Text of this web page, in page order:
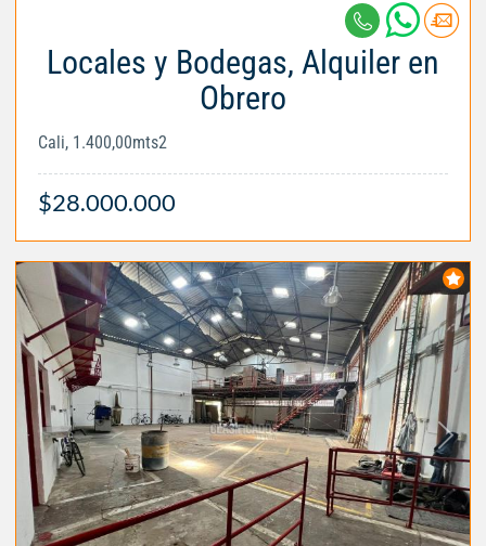
Locales y Bodegas, Alquiler en
Obrero
Cali, 1.400,00mts2
$28.000.000